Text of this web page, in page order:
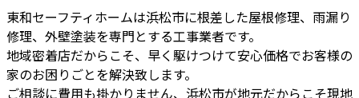
東和セーフティホームは浜松市に根差した屋根修理、雨漏り
修理、外壁塗装を専門とする工事業者です。
地域密着店だからこそ、早く駆けつけて安心価格でお客様の
家のお困りごとを解決致します。
ご相談に費用も掛かりません、浜松市が地元だからこそ現地